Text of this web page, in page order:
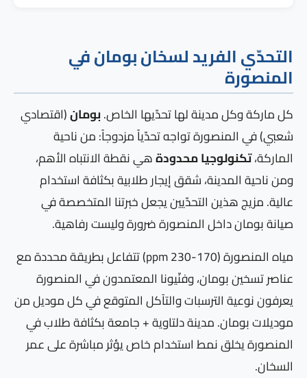
التحدّي الفريد لسخان بومان في
المنصورة
كل ماركة وكل مدينة لها تحدّيها الخاص.بومان(اقتصادي
شعبي) في المنصورة تواجه تحدّياً مزدوجاً: من ناحية
الماركة،تكنولوجيا محدودةهي نقطة الانتباه الأهم،
ومن ناحية المدينة، شقق إيجار طلابية بكثافة استخدام
عالية. مزيج هذين التحدّيين يجعل خبرتنا المتخصصة في
صيانة بومان داخل المنصورة ضرورة وليست رفاهية.
مياه المنصورة (170-230 ppm) تتفاعل بطريقة محددة مع
عناصر تسخين بومان، وفنّيونا المعتمدون في المنصورة
يعرفون نوعية الترسبات والتآكل المتوقع في كل موديل من
موديلات بومان. مدينة دلتاوية + جامعة بكثافة طلاب في
المنصورة يخلق نمط استخدام خاص يؤثر مباشرة على عمر
السخان.